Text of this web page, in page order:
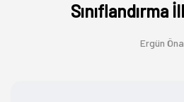
Sınıflandırma
Ergün